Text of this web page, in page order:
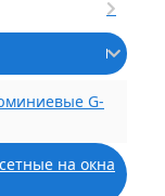
G-
на окна